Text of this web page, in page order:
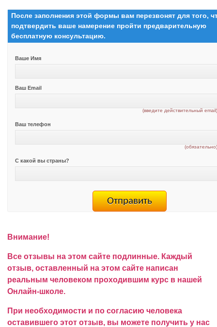
После заполнения этой формы вам перезвонят для того,
подтвердить ваше намерение пройти предварительную
бесплатную консультацию.
Ваше Имя
Ваш Email
(введите действительный
Ваш телефон
С какой вы страны?
Внимание!
Все отзывы на этом сайте подлинные. Каждый
отзыв, оставленный на этом сайте написан
реальным человеком проходившим курс в нашей
Онлайн-школе.
При необходимости и по согласию человека
оставившего этот отзыв, вы можете получить у нас